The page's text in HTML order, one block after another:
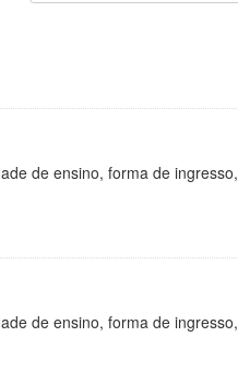
de ensino, forma de ingresso,
de ensino, forma de ingresso,